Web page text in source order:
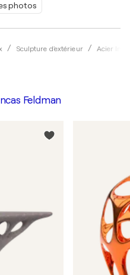
photos
Sculpture d'extérieur Acier
Feldman